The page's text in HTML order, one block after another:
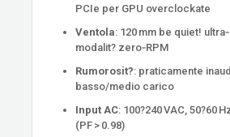
PCIe per GPU overclockate
Ventola: 120 mm be quiet!
modalit? zero‑RPM
Rumorosit?: praticamente
basso/medio carico
Input AC: 100?240 VAC, 50?60
(PF > 0.98)